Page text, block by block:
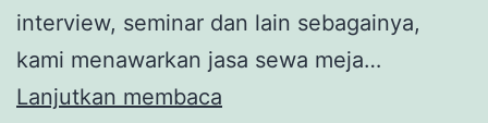
interview, seminar dan lain sebagainya,
kami menawarkan jasa sewa meja…
Lanjutkan membaca